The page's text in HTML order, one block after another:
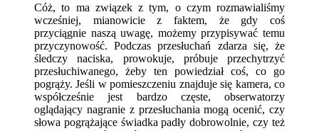
Cóż, to ma związek z tym, o czym rozmawialiśmy
wcześniej, mianowicie z faktem, że gdy coś
przyciągnie naszą uwagę, możemy przypisywać temu
przyczynowość. Podczas przesłuchań zdarza się, że
śledczy naciska, prowokuje, próbuje przechytrzyć
przesłuchiwanego, żeby ten powiedział coś, co go
pogrąży. Jeśli w pomieszczeniu znajduje się kamera, co
współcześnie jest bardzo częste, obserwatorzy
oglądający nagranie z przesłuchania mogą ocenić, czy
słowa pogrążające świadka padły dobrowolnie, czy też